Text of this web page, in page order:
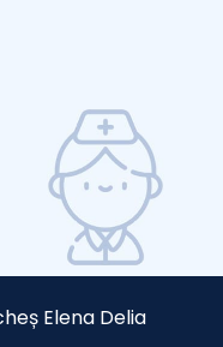
Elena Delia